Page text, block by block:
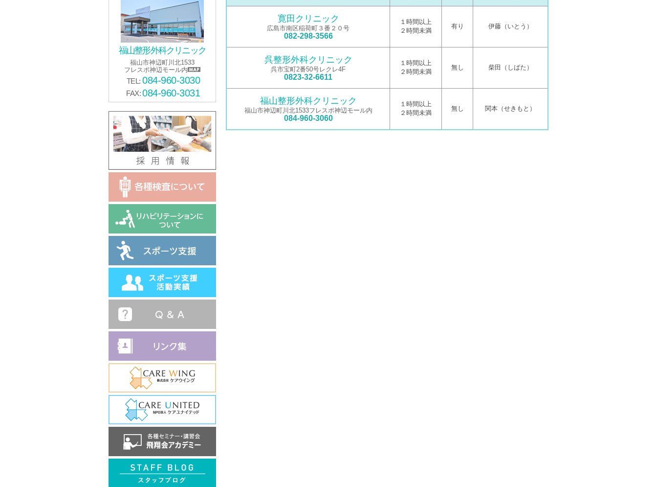
寛田クリニック
広島市南区稲荷町３番２０号
082-298-3566
１時間以上
２時間未満
有り 伊藤（いとう）
呉整形外科クリニック
呉市宝町2番50号レクレ4F
0823-32-6611
１時間以上
２時間未満
無し 柴田（しばた）
福山整形外科クリニック
福山市神辺町川北1533フレスポ神辺モール内
084-960-3060
１時間以上
２時間未満
無し 関本（せきもと）
福山整形外科クリニック
福山市神辺町川北1533
フレスポ神辺モール内
TEL: 084-960-3030
FAX:084-960-3031